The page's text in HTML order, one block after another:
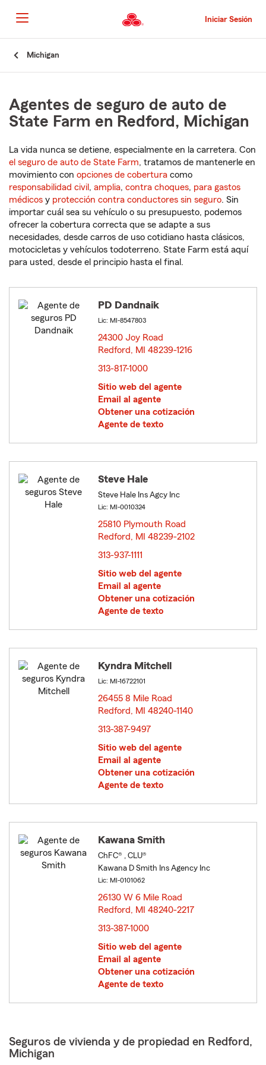
al
contenido
principal
Iniciar Sesión
Michigan
Agentes de seguro de auto de
State Farm en Redford, Michigan
La vida nunca se detiene, especialmente en la carretera. Con
el seguro de auto de State Farm, tratamos de mantenerle en
movimiento con opciones de cobertura como
responsabilidad civil , amplia, contra choques, para gastos
médicos y protección contra conductores sin seguro. Sin
importar cuál sea su vehículo o su presupuesto, podemos
ofrecer la cobertura correcta que se adapte a sus
necesidades, desde carros de uso cotidiano hasta clásicos,
motocicletas y vehículos todoterreno. State Farm está aquí
para usted, desde el principio hasta el final.
PD Dandnaik
Lic: MI-8547803
24300 Joy Road
Redford, MI 48239-1216
313-817-1000
Sitio web del agente
Email al agente
Obtener una cotización
Agente de texto
Steve Hale
Steve Hale Ins Agcy Inc
Lic: MI-0010324
25810 Plymouth Road
Redford, MI 48239-2102
313-937-1111
Sitio web del agente
Email al agente
Obtener una cotización
Agente de texto
Kyndra Mitchell
Lic: MI-16722101
26455 8 Mile Road
Redford, MI 48240-1140
313-387-9497
Sitio web del agente
Email al agente
Obtener una cotización
Agente de texto
Kawana Smith
ChFC® , CLU®
Kawana D Smith Ins Agency Inc
Lic: MI-0101062
26130 W 6 Mile Road
Redford, MI 48240-2217
313-387-1000
Sitio web del agente
Email al agente
Obtener una cotización
Agente de texto
Seguros de vivienda y de propiedad en Redford,
Michigan